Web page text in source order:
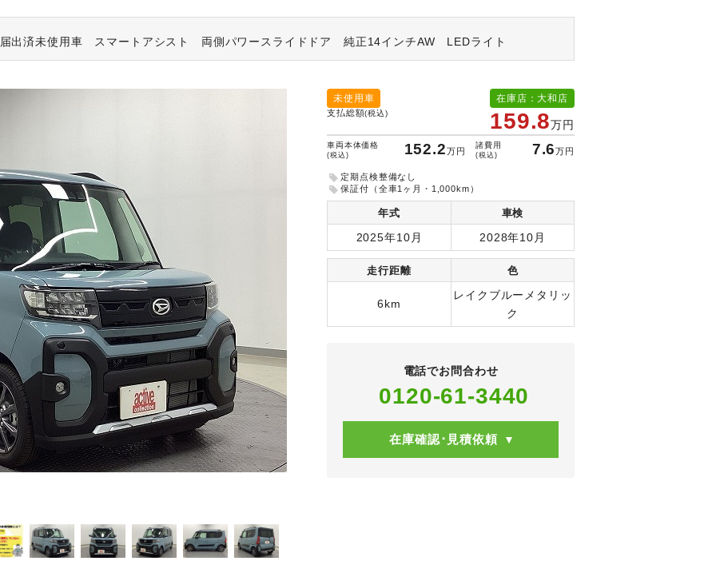
届出済未使用車 スマートアシスト 両側パワースライドドア 純正14インチAW LEDライト
在庫店：大和店
未使用車
支払総額(税込) 159.8万円
車両本体価格
(税込) 152.2万円
諸費用
(税込) 7.6万円
定期点検整備なし
保証付（全車1ヶ月・1,000km）
年式 車検
2025年10月 2028年10月
走行距離 色
6km
レイクブルーメタリッ
ク
電話でお問合わせ
0120-61-3440
在庫確認･見積依頼